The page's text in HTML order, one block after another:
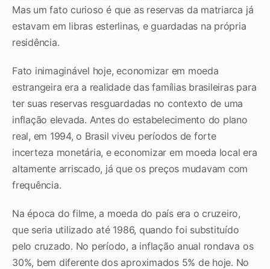
Mas um fato curioso é que as reservas da matriarca já
estavam em libras esterlinas, e guardadas na própria
residência.
Fato inimaginável hoje, economizar em moeda
estrangeira era a realidade das famílias brasileiras para
ter suas reservas resguardadas no contexto de uma
inflação elevada. Antes do estabelecimento do plano
real, em 1994, o Brasil viveu períodos de forte
incerteza monetária, e economizar em moeda local era
altamente arriscado, já que os preços mudavam com
frequência.
Na época do filme, a moeda do país era o cruzeiro,
que seria utilizado até 1986, quando foi substituído
pelo cruzado. No período, a inflação anual rondava os
30%, bem diferente dos aproximados 5% de hoje. No